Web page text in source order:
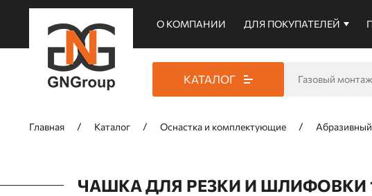
О КОМПАНИИ ДЛЯ ПОКУПАТЕЛЕЙ
КАТАЛОГ
Главная Каталог Оснастка и комплектующие
ЧАШКА ДЛЯ РЕЗКИ И ШЛИФОВКИ 125